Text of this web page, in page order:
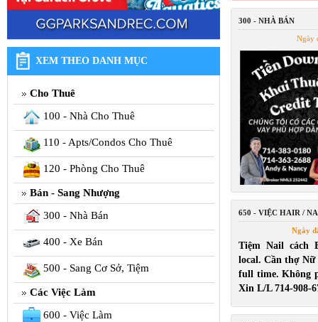
XEM THEO DANH MỤC
Cho Thuê
100 - Nhà Cho Thuê
110 - Apts/Condos Cho Thuê
120 - Phòng Cho Thuê
Bán - Sang Nhượng
300 - Nhà Bán
400 - Xe Bán
500 - Sang Cơ Sở, Tiệm
Các Việc Làm
600 - Việc Làm
300 - NHÀ BÁN
Ngày
650 - VIỆC HAIR /
Ngày
Tiệm Nail cách
local. Cần thợ Nữ
full time. Không
Xin L/L 714-908-